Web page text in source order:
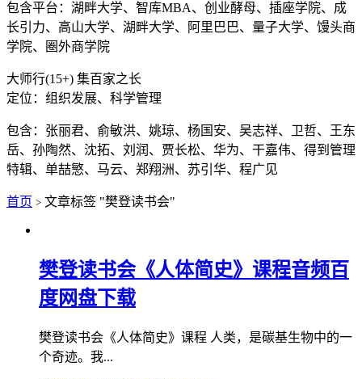
包含平台：湖畔大学、智库MBA、创业酵母、插座学院、成
长引力、高山大学、湖畔大学、阿里巴巴、量子大学、馒头商
学院、圈外商学院
大师行(15+) 集百家之长
定位：组织发展、科学管理
包含：张丽君、俞敏洪、姚琼、杨国安、吴志祥、卫哲、王东
岳、孙陶然、沈拓、刘润、贾长松、华为、干嘉伟、得到管理
特辑、单喆慜、马云、郑翔洲、苏引华、程广见
首页 > 文章标签 "樊登读书会"
樊登读书会《人体简史》课程音频百
度网盘下载
樊登读书会《人体简史》课程 人类，是碳基生物中的一
个奇迹。我...